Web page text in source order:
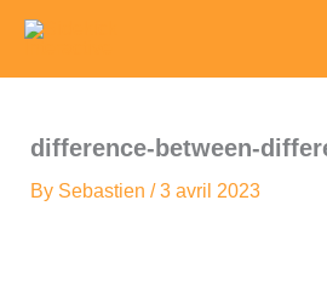
content
difference-between-
By Sebastien /3 avril 2023